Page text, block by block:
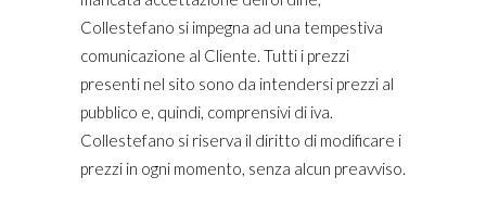
Collestefano si impegna ad una tempestiva
comunicazione al Cliente. Tutti i prezzi
presenti nel sito sono da intendersi prezzi al
pubblico e, quindi, comprensivi di iva.
Collestefano si riserva il diritto di modificare i
prezzi in ogni momento, senza alcun preavviso.